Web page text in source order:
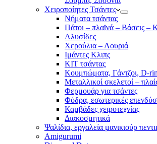
Χειροποίητες Τσάντες
Νήματα τσάντας
Πάτοι – πλαϊνά – Βάσεις –
Αλυσίδες
Χερούλια – Λουριά
Ιμάντες Κλιπς
ΚΙΤ τσάντας
Κουμπώματα, Γάντζοι, D-
Μεταλλικοί σκελετοί –
Φερμουάρ για τσάντες
Φόδρα, εσωτερικές
Καμβάδες χειροτεχνίας
Διακοσμητικά
Ψαλίδια, εργαλεία μανικιούρ
Amigurumi